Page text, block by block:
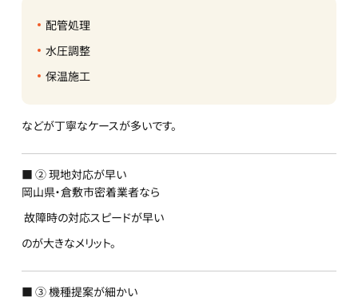
配管処理
水圧調整
保温施工
などが丁寧なケースが多いです。
■ ② 現地対応が早い
岡山県・倉敷市密着業者なら
故障時の対応スピードが早い
のが大きなメリット。
■ ③ 機種提案が細かい